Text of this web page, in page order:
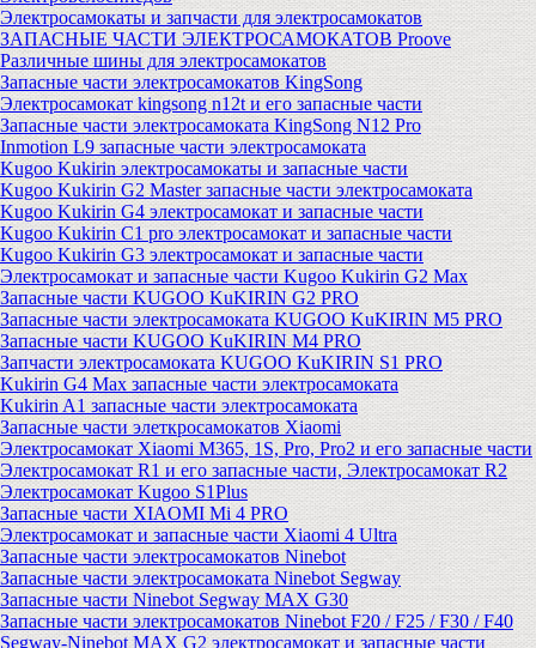
Электросамокаты и запчасти для электросамокатов
ЗАПАСНЫЕ ЧАСТИ ЭЛЕКТРОСАМОКАТОВ Proove
Различные шины для электросамокатов
Запасные части электросамокатов KingSong
Электросамокат kingsong n12t и его запасные части
Запасные части электросамоката KingSong N12 Pro
Inmotion L9 запасные части электросамоката
Kugoo Kukirin электросамокаты и запасные части
Kugoo Kukirin G2 Master запасные части электросамоката
Kugoo Kukirin G4 электросамокат и запасные части
Kugoo Kukirin C1 pro электросамокат и запасные части
Kugoo Kukirin G3 электросамокат и запасные части
Электросамокат и запасные части Kugoo Kukirin G2 Max
Запасные части KUGOO KuKIRIN G2 PRO
Запасные части электросамоката KUGOO KuKIRIN M5 PRO
Запасные части KUGOO KuKIRIN M4 PRO
Запчасти электросамоката KUGOO KuKIRIN S1 PRO
Kukirin G4 Max запасные части электросамоката
Kukirin A1 запасные части электросамоката
Запасные части элеткросамокатов Xiaomi
Электросамокат Xiaomi M365, 1S, Pro, Pro2 и его запасные части
Электросамокат R1 и его запасные части, Электросамокат R2
Электросамокат Kugoo S1Plus
Запасные части XIAOMI Mi 4 PRO
Электросамокат и запасные части Xiaomi 4 Ultra
Запасные части электросамокатов Ninebot
Запасные части электросамоката Ninebot Segway
Запасные части Ninebot Segway MAX G30
Запасные части электросамокатов Ninebot F20 / F25 / F30 / F40
Segway-Ninebot MAX G2 электросамокат и запасные части